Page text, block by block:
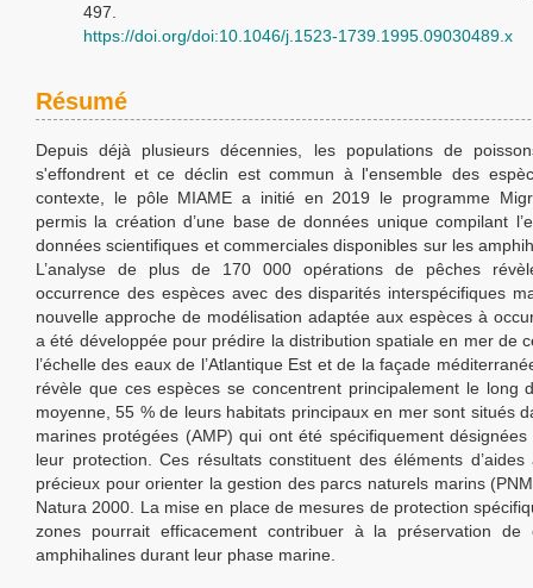
497.
https://doi.org/doi:10.1046/j.1523-1739.1995.09030489.x
Résumé
Depuis déjà plusieurs décennies, les populations de
s'effondrent et ce déclin est commun à l'ensemble des
contexte, le pôle MIAME a initié en 2019 le programme
permis la création d’une base de données unique compilant
données scientifiques et commerciales disponibles sur les
L’analyse de plus de 170 000 opérations de pêches
occurrence des espèces avec des disparités interspécifiques
nouvelle approche de modélisation adaptée aux espèces à
a été développée pour prédire la distribution spatiale en mer de
l’échelle des eaux de l’Atlantique Est et de la façade
révèle que ces espèces se concentrent principalement le long
moyenne, 55 % de leurs habitats principaux en mer sont situés
marines protégées (AMP) qui ont été spécifiquement
leur protection. Ces résultats constituent des éléments
précieux pour orienter la gestion des parcs naturels marins
Natura 2000. La mise en place de mesures de protection
zones pourrait efficacement contribuer à la préservation de
amphihalines durant leur phase marine.